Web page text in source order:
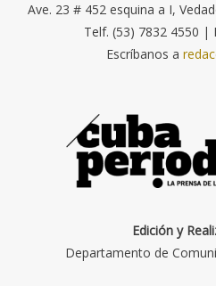
Ave. 23 # 452 esquina a I,
Telf. (53) 7832 4550 |
Escríbanos a
Edición y
Departamento de